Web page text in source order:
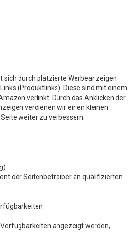
sich durch platzierte Werbeanzeigen
(Produktlinks). Diese sind mit einem
verlinkt. Durch das Anklicken der
verdienen wir einen kleinen
weiter zu verbessern.
der Seitenbetreiber an qualifizierten
angezeigt werden,